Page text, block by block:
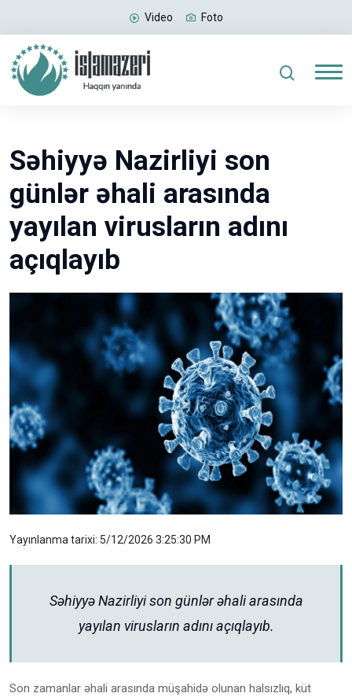
Video Foto
Səhiyyə Nazirliyi son
günlər əhali arasında
yayılan virusların adını
açıqlayıb
Yayınlanma tarixi: 5/12/2026 3:25:30 PM
Səhiyyə Nazirliyi son günlər əhali arasında
yayılan virusların adını açıqlayıb.
Son zamanlar əhali arasında müşahidə olunan halsızlıq, küt